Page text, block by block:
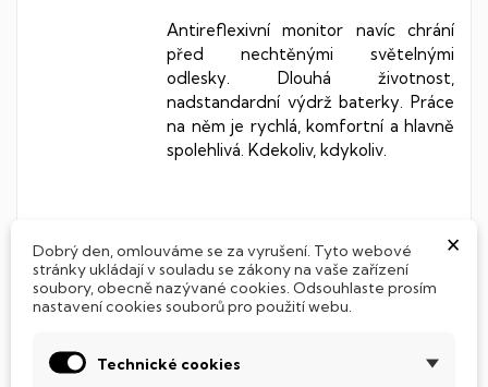
Antireflexivní monitor navíc chrání
před nechtěnými světelnými
odlesky. Dlouhá životnost,
nadstandardní výdrž baterky. Práce
na něm je rychlá, komfortní a hlavně
spolehlivá. Kdekoliv, kdykoliv.
Vsaďte na výjimečný výkon
procesoru Intel Core i5 a následujte
moderní výdobytky digitálních
přinesl zcela novou úroveň výkonu
×
Dobrý den, omlouváme se za vyrušení. Tyto webové
stránky ukládají v souladu se zákony na vaše zařízení
soubory, obecně nazývané cookies. Odsouhlaste prosím
nastavení cookies souborů pro použití webu.
Technické cookies